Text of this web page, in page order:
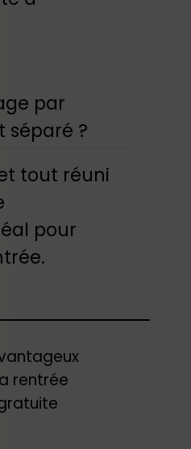
par
séparé ?
tout réuni
pour
rentrée